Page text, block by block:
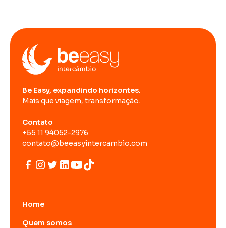
Be Easy, expandindo horizontes.
Mais que viagem, transformação.
Contato
+55 11 94052-2976
contato@beeasyintercambio.com
Home
Quem somos